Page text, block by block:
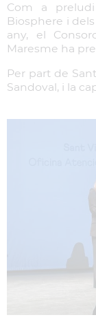
Com a
Biosphere i
any, el
Maresme ha
Per part de
Sandoval, i la